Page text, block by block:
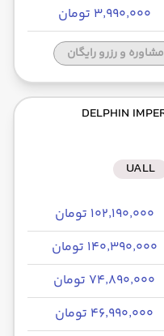
۳٬۹۹۰٬۰۰۰ تومان
مشاوره و رزرو رایگان
UALL
۱۰۲٬۱۹۰٬۰۰۰ تومان
۱۴۰٬۳۹۰٬۰۰۰ تومان
۷۴٬۸۹۰٬۰۰۰ تومان
۴۶٬۹۹۰٬۰۰۰ تومان